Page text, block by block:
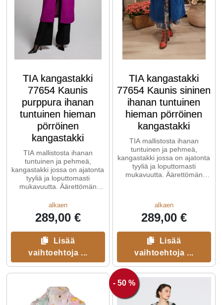
TIA kangastakki
77654 Kaunis
purppura ihanan
tuntuinen hieman
pörröinen
kangastakki
TIA mallistosta ihanan
tuntuinen ja pehmeä,
kangastakki jossa on ajatonta
tyyliä ja loputtomasti
mukavuutta. Äärettömän
alkaen
289,00 €
Lisää
vaihtoehtoja ...
TIA kangastakki
77654 Kaunis sininen
ihanan tuntuinen
hieman pörröinen
kangastakki
TIA mallistosta ihanan
tuntuinen ja pehmeä,
kangastakki jossa on ajatonta
tyyliä ja loputtomasti
mukavuutta. Äärettömän
alkaen
289,00 €
Lisää
vaihtoehtoja ...
- 50 %